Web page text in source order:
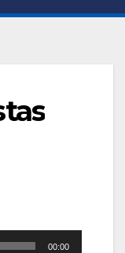
00:00